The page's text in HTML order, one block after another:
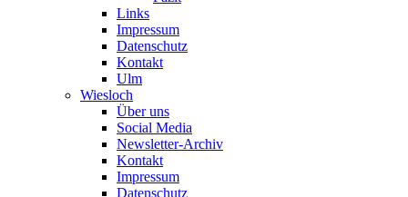
Links
Impressum
Datenschutz
Kontakt
Ulm
Wiesloch
Über uns
Social Media
Newsletter-Archiv
Kontakt
Impressum
Datenschutz